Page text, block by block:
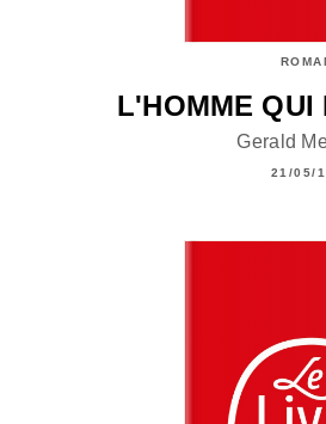
L'HOMME QUI
Gerald
21/05/